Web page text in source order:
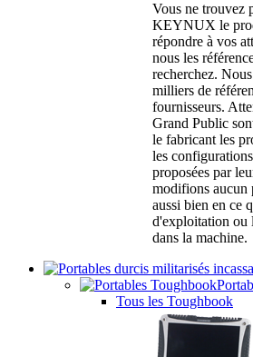
Vous ne trouvez
KEYNUX le
répondre à vos
nous les
recherchez.
milliers de
fournisseurs.
Grand Public
le fabricant les
les
proposées par
modifions aucun
aussi bien en ce
d'exploitation ou
dans la machine.
Tous les Toughbook